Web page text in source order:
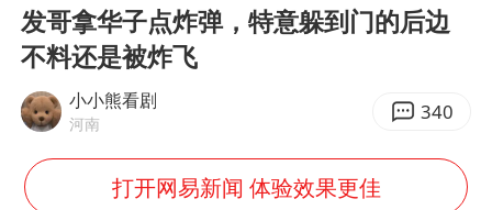
全民健身事业高质量发展
白海豚将正面袭击贯穿浙江
发哥拿华子点炸弹，特意躲到门的后边
不料还是被炸飞
小小熊看剧
河南 340
打开网易新闻 体验效果更佳